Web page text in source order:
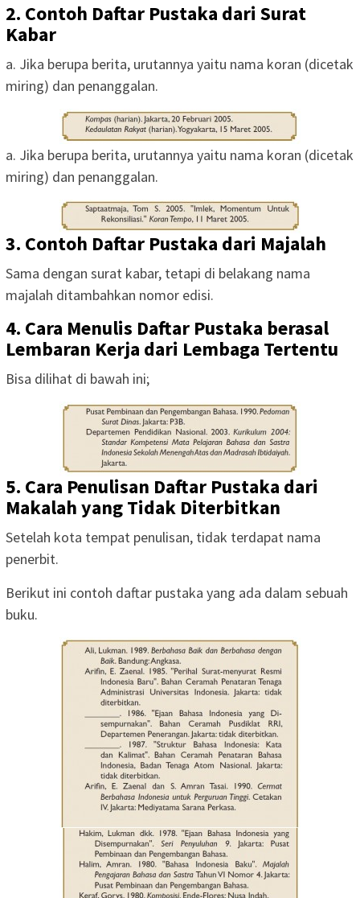
2. Contoh Daftar Pustaka dari Surat
Kabar
a. Jika berupa berita, urutannya yaitu nama koran (dicetak
miring) dan penanggalan.
a. Jika berupa berita, urutannya yaitu nama koran (dicetak
miring) dan penanggalan.
3. Contoh Daftar Pustaka dari Majalah
Sama dengan surat kabar, tetapi di belakang nama
majalah ditambahkan nomor edisi.
4. Cara Menulis Daftar Pustaka berasal
Lembaran Kerja dari Lembaga Tertentu
Bisa dilihat di bawah ini;
5. Cara Penulisan Daftar Pustaka dari
Makalah yang Tidak Diterbitkan
Setelah kota tempat penulisan, tidak terdapat nama
penerbit.
Berikut ini contoh daftar pustaka yang ada dalam sebuah
buku.